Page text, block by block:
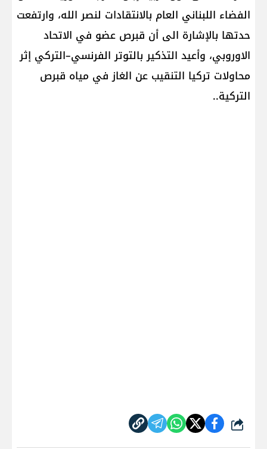
الفضاء اللبناني العام بالانتقادات لنصر الله، وارتفعت
حدتها بالإشارة الى أن قبرص عضو في الاتحاد
الاوروبي، وأعيد التذكير بالتوتر الفرنسي–التركي إثر
محاولات تركيا التنقيب عن الغاز في مياه قبرص
التركية..
شارك